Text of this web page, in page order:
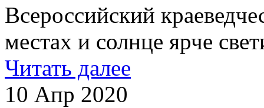
Всероссийский
местах и солнце ярче
Читать далее
10 Апр 2020